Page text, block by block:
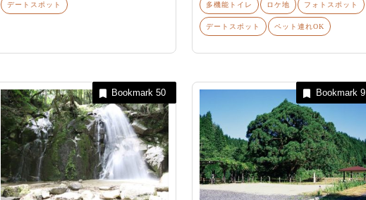
デートスポット 多機能トイレ ロケ地 フォトスポット
デートスポット ペット連れOK
Bookmark50 Bookmark 9